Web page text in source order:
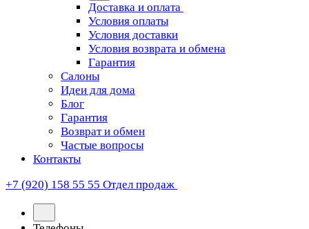
Доставка и оплата
Условия оплаты
Условия доставки
Условия возврата и обмена
Гарантия
Салоны
Идеи для дома
Блог
Гарантия
Возврат и обмен
Частые вопросы
Контакты
+7 (920) 158 55 55 Отдел продаж